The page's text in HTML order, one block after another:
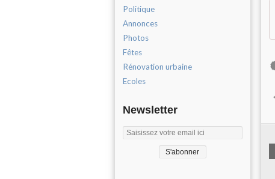
Politique
Annonces
Photos
Fêtes
Rénovation urbaine
Ecoles
Newsletter